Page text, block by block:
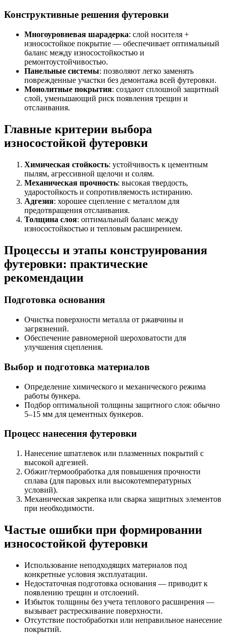
Конструктивные решения футеровки
Многоуровневая шарадерка: слой носителя +
износостойкое покрытие — обеспечивает оптимальный
баланс между износостойкостью и
ремонтоустойчивостью.
Панельные системы: позволяют легко заменять
поврежденные участки без демонтажа всей футеровки.
Монолитные покрытия: создают сплошной защитный
слой, уменьшающий риск появления трещин и
отслаивания.
Главные критерии выбора
износостойкой футеровки
Химическая стойкость: устойчивость к цементным
пылям, агрессивной щелочи и солям.
Механическая прочность: высокая твердость,
ударостойкость и сопротивляемость истиранию.
Адгезия: хорошее сцепление с металлом для
предотвращения отслаивания.
Толщина слоя: оптимальный баланс между
износостойкостью и тепловым расширением.
Процессы и этапы конструирования
футеровки: практические
рекомендации
Подготовка основания
Очистка поверхности металла от ржавчины и
загрязнений.
Обеспечение равномерной шероховатости для
улучшения сцепления.
Выбор и подготовка материалов
Определение химического и механического режима
работы бункера.
Подбор оптимальной толщины защитного слоя: обычно
5–15 мм для цементных бункеров.
Процесс нанесения футеровки
Нанесение шпатлевок или плазменных покрытий с
высокой адгезией.
Обжиг/термообработка для повышения прочности
сплава (для паровых или высокотемпературных
условий).
Механическая закрепка или сварка защитных элементов
при необходимости.
Частые ошибки при формировании
износостойкой футеровки
Использование неподходящих материалов под
конкретные условия эксплуатации.
Недостаточная подготовка основания — приводит к
появлению трещин и отслоений.
Избыток толщины без учета теплового расширения —
вызывает растрескивание поверхности.
Отсутствие постобработки или неправильное нанесение
покрытий.